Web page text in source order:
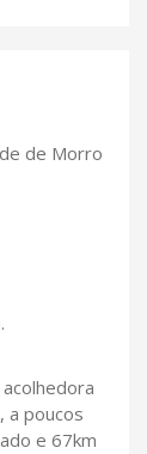
de Morro
a poucos
e 67km